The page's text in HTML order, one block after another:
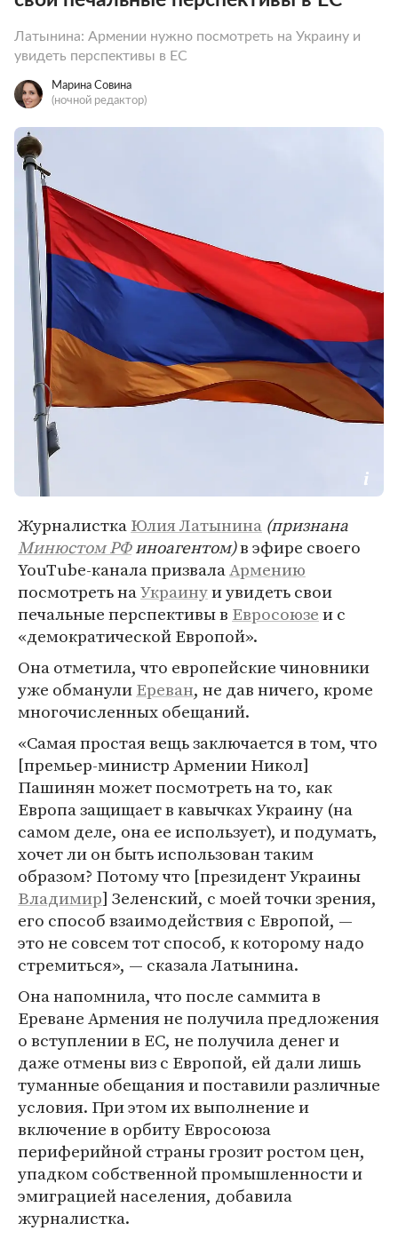
Латынина: Армении нужно посмотреть на Украину и
увидеть перспективы в ЕС
Марина Совина
(ночной редактор)
ЖурналисткаЮлия Латынина (признана
Минюстом РФиноагентом)в эфире своего
YouTube-канала призвалаАрмению
посмотреть наУкраинуи увидеть свои
печальные перспективы в Евросоюзеи с
«демократической Европой».
Она отметила, что европейские чиновники
уже обманулиЕреван, не дав ничего, кроме
многочисленных обещаний.
«Самая простая вещь заключается в том, что
[премьер-министр Армении Никол]
Пашинян может посмотреть на то, как
Европа защищает в кавычках Украину (на
самом деле, она ее использует), и подумать,
хочет ли он быть использован таким
образом? Потому что [президент Украины
Владимир] Зеленский, с моей точки зрения,
его способ взаимодействия с Европой, —
это не совсем тот способ, к которому надо
стремиться», — сказала Латынина.
Она напомнила, что после саммита в
Ереване Армения не получила предложения
о вступлении в ЕС, не получила денег и
даже отмены виз с Европой, ей дали лишь
туманные обещания и поставили различные
условия. При этом их выполнение и
включение в орбиту Евросоюза
периферийной страны грозит ростом цен,
упадком собственной промышленности и
эмиграцией населения, добавила
журналистка.